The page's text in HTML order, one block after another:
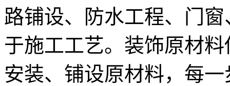
路铺设、防水工程、门
于施工工艺。装饰原材
安装、铺设原材料，每